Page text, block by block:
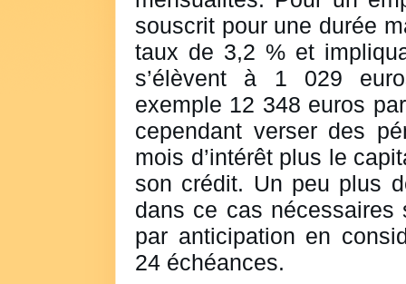
souscrit pour une durée
taux de 3,2 % et
s’élèvent à 1 029
exemple 12 348 euros
cependant verser des
mois d’intérêt plus le
son crédit. Un peu plus
dans ce cas nécessaires
par anticipation en
24 échéances.